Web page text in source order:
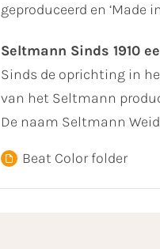
geproduceerd en ‘Made
Seltmann Sinds 1910
Sinds de oprichting in
van het Seltmann
De naam Seltmann
Beat Color folder